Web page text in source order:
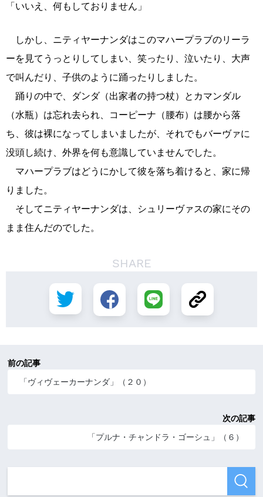
「いいえ、何もしておりません」
しかし、ニティヤーナンダはこのマハープラブのリーラ
ーを見てうっとりしてしまい、笑ったり、泣いたり、大声
で叫んだり、子供のように踊ったりしました。
踊りの中で、ダンダ（出家者の持つ杖）とカマンダル
（水瓶）は忘れ去られ、コーピーナ（腰布）は腰から落
ち、彼は裸になってしまいましたが、それでもバーヴァに
没頭し続け、外界を何も意識していませんでした。
マハープラブはどうにかして彼を落ち着けると、家に帰
りました。
そしてニティヤーナンダは、シュリーヴァスの家にその
まま住んだのでした。
SHARE
前の記事
「ヴィヴェーカーナンダ」（２０）
次の記事
「プルナ・チャンドラ・ゴーシュ」（６）